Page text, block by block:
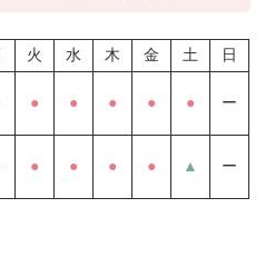
火 水 木 金 土 日
● ● ● ● ● ー
● ● ● ● ▲ ー